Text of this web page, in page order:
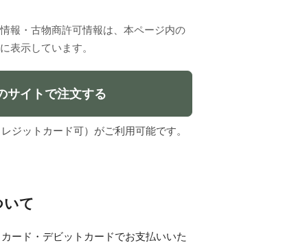
報・古物商許可情報は、本ページ内の
表示しています。
サイトで注文する
ジットカード可）がご利用可能です。
いて
ード・デビットカードでお支払いいた